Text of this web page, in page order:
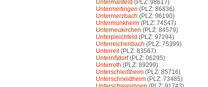
Untermaßfeld (PLZ: 98617)
Untermeitingen (PLZ: 86836)
Untermerzbach (PLZ: 96190)
Untermünkheim (PLZ: 74547)
Unterneukirchen (PLZ: 84579)
Unterpleichfeld (PLZ: 97294)
Unterreichenbach (PLZ: 75399)
Unterreit(PLZ: 83567)
Unterrißdorf(PLZ: 06295)
Unterroth (PLZ: 89299)
Unterschleißheim (PLZ: 85716)
Unterschneidheim (PLZ: 73485)